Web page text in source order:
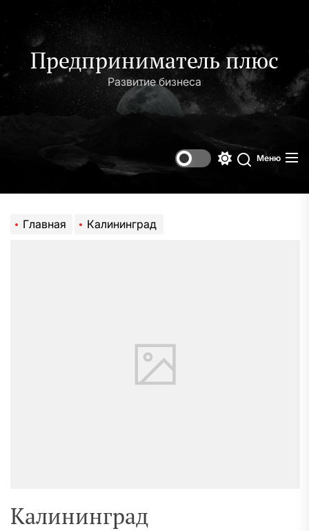
содержимому
Предприниматель плюс
Развитие бизнеса
Поиск
Меню
Главная Калининград
Калининград